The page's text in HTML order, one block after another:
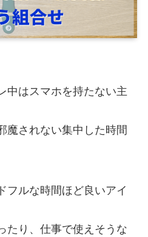
中はスマホを持たない主
魔されない集中した時間
フルな時間ほど良いアイ
たり、仕事で使えそうな